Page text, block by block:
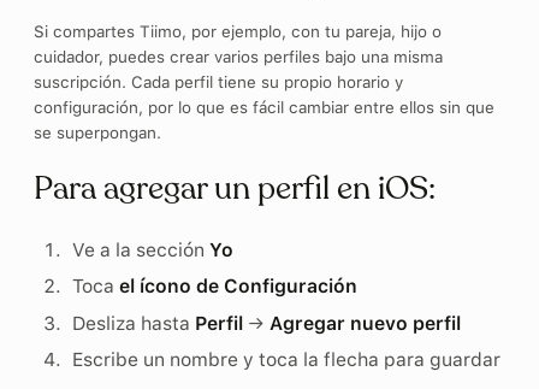
Si compartes Tiimo, por ejemplo, con tu pareja, hijo o
cuidador, puedes crear varios perfiles bajo una misma
suscripción. Cada perfil tiene su propio horario y
configuración, por lo que es fácil cambiar entre ellos sin que
se superpongan.
Para agregar un perfil en iOS:
Ve a la sección Yo
Toca el ícono de Configuración
Desliza hasta Perfil→ Agregar nuevo perfil
Escribe un nombre y toca la flecha para guardar